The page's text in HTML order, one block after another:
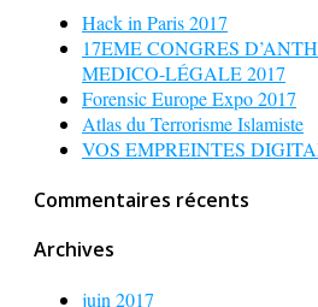
Hack in Paris 2017
17EME CONGRES
MEDICO-LÉGALE 2017
Forensic Europe Expo 2017
Atlas du Terrorisme Islamiste
VOS EMPREINTES
Commentaires récents
Archives
juin 2017